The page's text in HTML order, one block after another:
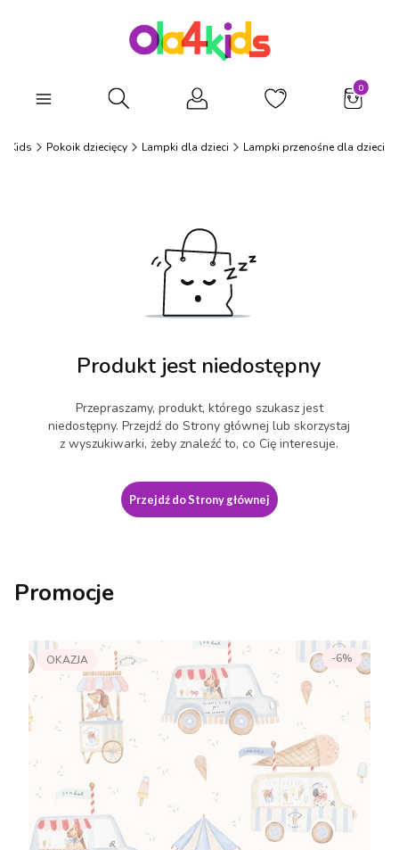
Otwórz wyszukiwarkę
Pokoik dziecięcy Lampki dla dzieci Lampki przenośne dla dzieci
Produkt jest niedostępny
Przepraszamy, produkt, którego szukasz jest
niedostępny. Przejdź do Strony głównej lub skorzystaj
z wyszukiwarki, żeby znaleźć to, co Cię interesuje.
Przejdź do Strony głównej
Promocje
OKAZJA -6%